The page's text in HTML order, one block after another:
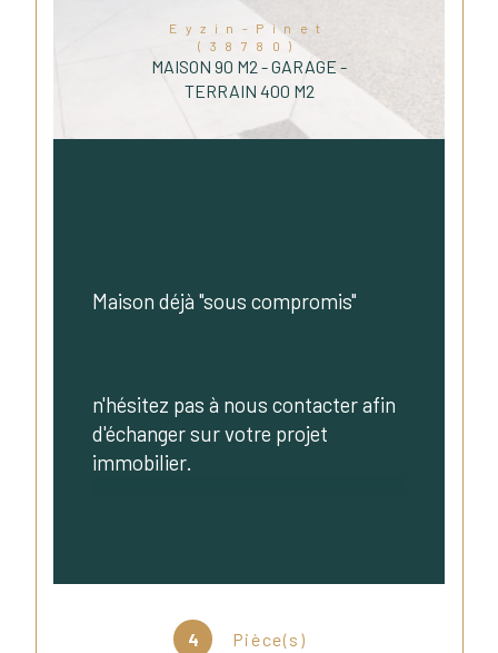
Eyzin-Pinet
(38780)
MAISON 90 M2 - GARAGE -
TERRAIN 400 M2
4 Pièce(s)
Maison déjà "sous compromis"
n'hésitez pas à nous contacter afin
d'échanger sur votre projet
immobilier.
soeur passionnés par l'immobilier.